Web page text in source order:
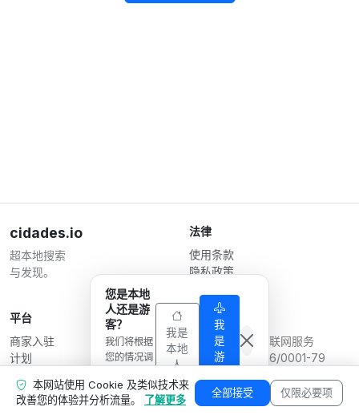
cidades.io
超本地搜索
与发现。
法律
使用条款
隐私政策
平台
商家入驻
计划
商家专区
运营方
Serverplace 互联网服务
CNPJ 04.114.466/0001-79
本网站使用 Cookie 及类似技术来
改善您的体验并分析流量。 了解更多
全部接受 仅限必要项
您是本地
人还是游
客？
我们将根据
您的情况调
容。
我是
本地
人
我
是
游